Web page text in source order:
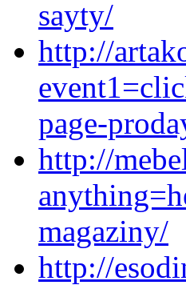
sayty/
http://
page-
http://
magaziny/
http://